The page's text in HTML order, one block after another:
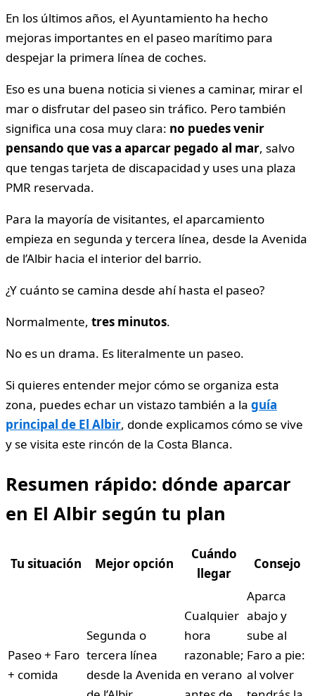
En los últimos años, el Ayuntamiento ha hecho
mejoras importantes en el paseo marítimo para
despejar la primera línea de coches.
Eso es una buena noticia si vienes a caminar, mirar el
mar o disfrutar del paseo sin tráfico. Pero también
significa una cosa muy clara: no puedes venir
pensando que vas a aparcar pegado al mar, salvo
que tengas tarjeta de discapacidad y uses una plaza
PMR reservada.
Para la mayoría de visitantes, el aparcamiento
empieza en segunda y tercera línea, desde la Avenida
de l’Albir hacia el interior del barrio.
¿Y cuánto se camina desde ahí hasta el paseo?
Normalmente, tres minutos.
No es un drama. Es literalmente un paseo.
Si quieres entender mejor cómo se organiza esta
zona, puedes echar un vistazo también a la guía
principal de El Albir, donde explicamos cómo se vive
y se visita este rincón de la Costa Blanca.
Resumen rápido: dónde aparcar
en El Albir según tu plan
Tu situación Mejor opción
Cuándo
llegar
Consejo
Paseo + Faro
+ comida
Segunda o
tercera línea
desde la Avenida
Cualquier
hora
razonable;
en verano
Aparca
abajo y
sube al
Faro a pie:
al volver